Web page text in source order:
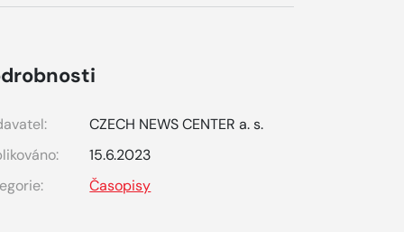
CZECH NEWS CENTER a. s.
15.6.2023
Časopisy